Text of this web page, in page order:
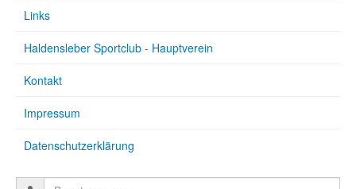
Links
Haldensleber Sportclub - Hauptverein
Kontakt
Impressum
Datenschutzerklärung